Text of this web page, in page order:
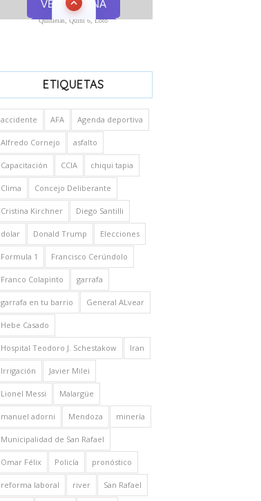
Quinielas, Quini 6, Loto
ETIQUETAS
accidente AFA Agenda deportiva
Alfredo Cornejo asfalto
Capacitación CCIA chiqui tapia
Clima Concejo Deliberante
Cristina Kirchner Diego Santilli
dolar Donald Trump Elecciones
Formula 1 Francisco Cerúndolo
Franco Colapinto garrafa
garrafa en tu barrio General ALvear
Hebe Casado
Hospital Teodoro J. Schestakow Iran
Irrigación Javier Milei
Lionel Messi Malargüe
manuel adorni Mendoza minería
Municipalidad de San Rafael
Omar Félix Policía pronóstico
reforma laboral river San Rafael